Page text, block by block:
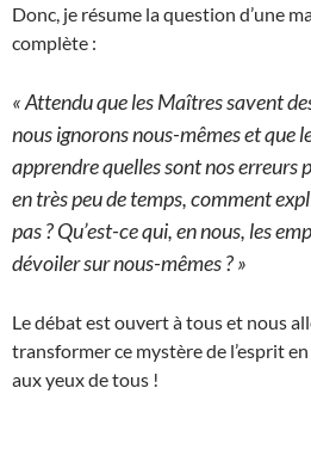
Donc, je résume la question d’une
complète :
« Attendu que les Maîtres savent
nous ignorons nous-mêmes et que
apprendre quelles sont nos
en très peu de temps, comment
pas ? Qu’est-ce qui, en nous, les
dévoiler sur nous-mêmes ? »
Le débat est ouvert à tous et nous
transformer ce mystère de l’esprit
aux yeux de tous !